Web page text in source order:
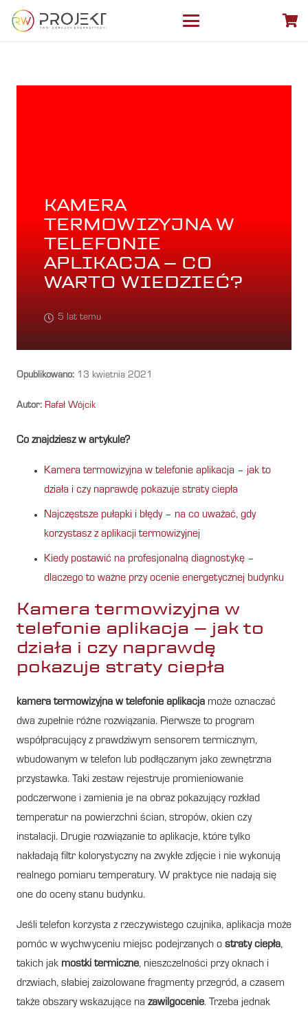
KAMERA
TERMOWIZYJNA W
TELEFONIE
APLIKACJA – CO
WARTO WIEDZIEĆ?
5 lat temu
Opublikowano: 13 kwietnia 2021
Autor: Rafał Wójcik
Co znajdziesz w artykule?
Kamera termowizyjna w telefonie aplikacja – jak to
działa i czy naprawdę pokazuje straty ciepła
Najczęstsze pułapki i błędy – na co uważać, gdy
korzystasz z aplikacji termowizyjnej
Kiedy postawić na profesjonalną diagnostykę –
dlaczego to ważne przy ocenie energetycznej budynku
Kamera termowizyjna w
telefonie aplikacja – jak to
działa i czy naprawdę
pokazuje straty ciepła
kamera termowizyjna w telefonie aplikacja może oznaczać
dwa zupełnie różne rozwiązania. Pierwsze to program
współpracujący z prawdziwym sensorem termicznym,
wbudowanym w telefon lub podłączanym jako zewnętrzna
przystawka. Taki zestaw rejestruje promieniowanie
podczerwone i zamienia je na obraz pokazujący rozkład
temperatur na powierzchni ścian, stropów, okien czy
instalacji. Drugie rozwiązanie to aplikacje, które tylko
nakładają filtr kolorystyczny na zwykłe zdjęcie i nie wykonują
realnego pomiaru temperatury. W praktyce nie nadają się
one do oceny stanu budynku.
Jeśli telefon korzysta z rzeczywistego czujnika, aplikacja może
pomóc w wychwyceniu miejsc podejrzanych o straty ciepła,
takich jak mostki termiczne, nieszczelności przy oknach i
drzwiach, słabiej zaizolowane fragmenty przegród, a czasem
także obszary wskazujące na zawilgocenie. Trzeba jednak